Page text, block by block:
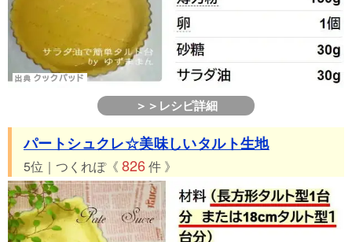
＞＞レシピ詳細
パートシュクレ☆美味しいタルト生地
5位｜つくれぽ《 826件 》